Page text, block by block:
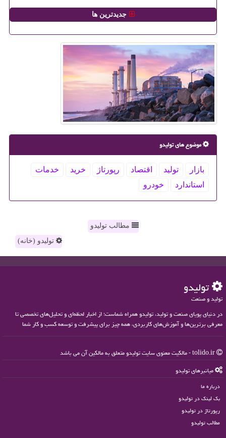
جدیدترین ها
موضوع های تولیدو
بازار تولید اقتصاد رپورتاژ خرید
خدمات
استاندارد
خودرو
مطالب تولیدو
تولیدو (خانه)
تولیدو
تولید و صنعت
در دنیای پویای صنعت و تولید، تولیدو همراه شماست؛ از اخبار لحظه‌ای و تحلیل‌های تخصصی تا
معرفی برترین‌ها و آموزش‌های کاربردی، همه چیز برای پیشرفت و توسعه کسب و کار شما
میانبرهای تولیدو
درباره ما
بک لینک در تولیدو
رپورتاژ در تولیدو
مطالب تولیدو